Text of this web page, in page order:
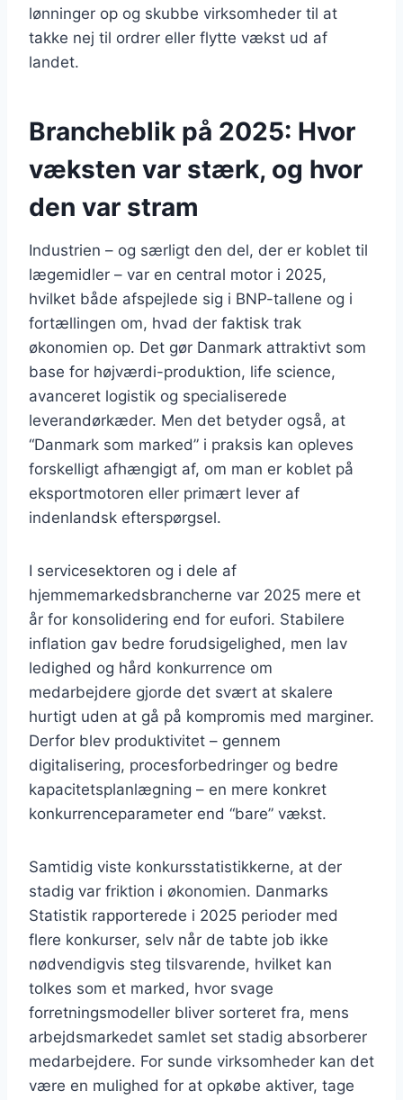
lønninger op og skubbe virksomheder til at
takke nej til ordrer eller flytte vækst ud af
landet.
Brancheblik på 2025: Hvor
væksten var stærk, og hvor
den var stram
Industrien – og særligt den del, der er koblet til
lægemidler – var en central motor i 2025,
hvilket både afspejlede sig i BNP-tallene og i
fortællingen om, hvad der faktisk trak
økonomien op. Det gør Danmark attraktivt som
base for højværdi-produktion, life science,
avanceret logistik og specialiserede
leverandørkæder. Men det betyder også, at
“Danmark som marked” i praksis kan opleves
forskelligt afhængigt af, om man er koblet på
eksportmotoren eller primært lever af
indenlandsk efterspørgsel.
I servicesektoren og i dele af
hjemmemarkedsbrancherne var 2025 mere et
år for konsolidering end for eufori. Stabilere
inflation gav bedre forudsigelighed, men lav
ledighed og hård konkurrence om
medarbejdere gjorde det svært at skalere
hurtigt uden at gå på kompromis med marginer.
Derfor blev produktivitet – gennem
digitalisering, procesforbedringer og bedre
kapacitetsplanlægning – en mere konkret
konkurrenceparameter end “bare” vækst.
Samtidig viste konkursstatistikkerne, at der
stadig var friktion i økonomien. Danmarks
Statistik rapporterede i 2025 perioder med
flere konkurser, selv når de tabte job ikke
nødvendigvis steg tilsvarende, hvilket kan
tolkes som et marked, hvor svage
forretningsmodeller bliver sorteret fra, mens
arbejdsmarkedet samlet set stadig absorberer
medarbejdere. For sunde virksomheder kan det
være en mulighed for at opkøbe aktiver, tage